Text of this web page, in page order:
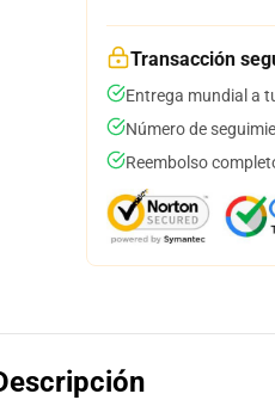
Transacción
Entrega mundial a
Número de
Reembolso